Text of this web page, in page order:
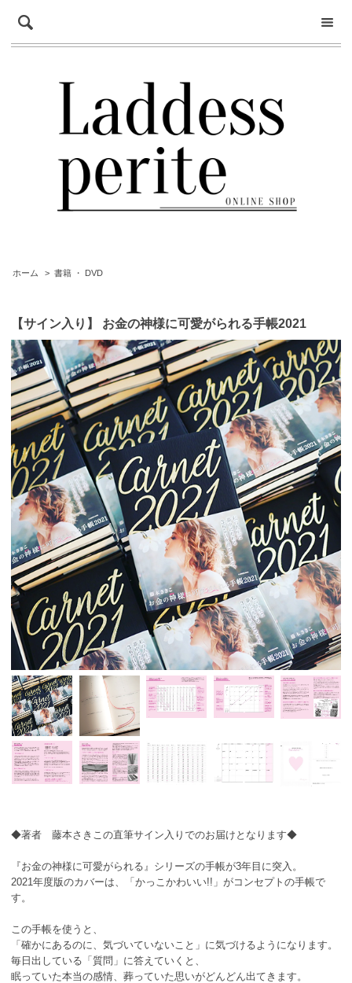
ホーム > 書籍 ・ DVD
【サイン入り】 お金の神様に可愛がられる手帳2021
◆著者 藤本さきこの直筆サイン入りでのお届けとなります◆
『お金の神様に可愛がられる』シリーズの手帳が3年目に突入。
2021年度版のカバーは、「かっこかわいい!!」がコンセプトの手帳で
す。
この手帳を使うと、
「確かにあるのに、気づいていないこと」に気づけるようになります。
毎日出している「質問」に答えていくと、
眠っていた本当の感情、葬っていた思いがどんどん出てきます。